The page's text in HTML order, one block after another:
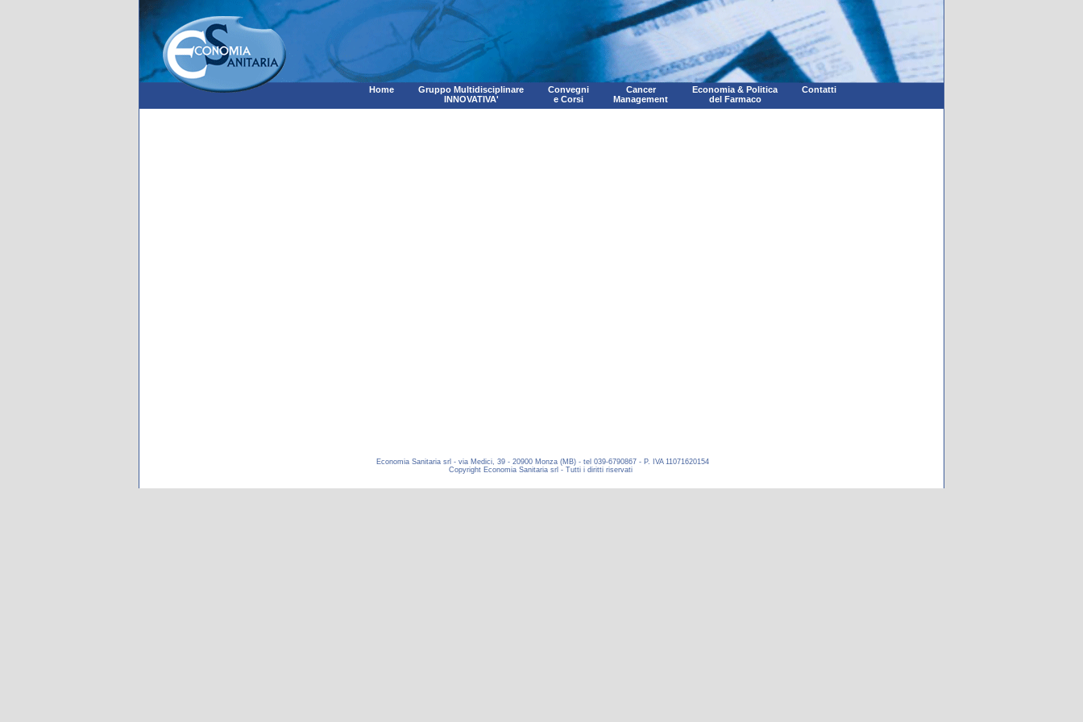
Home
Gruppo Multidisciplinare
INNOVATIVA'
Convegni
e Corsi
Cancer
Management
Economia & Politica
del Farmaco
Contatti
Economia Sanitaria srl - via Medici, 39 - 20900 Monza (MB) - tel 039-6790867 - P. IVA 11071620154
Copyright Economia Sanitaria srl - Tutti i diritti riservati